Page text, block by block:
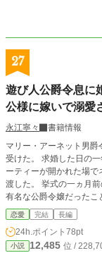
27
遊び人公爵令息に
公様に嫁いで溺愛
永江寧々
書籍情報
マリー・アーネット男
受けた。 求婚した日の
ーティーが開かれた場
渡した。 挙式の一ヵ月
有名な公爵令嬢だったこ
ようにその場を立ち去っ
り、アルキュミア大公国
を知ったアーサーはマリ
だが、送ると言われた
恋愛 完結 長編
24h.ポイント 78pt
小説 12,485 位 /